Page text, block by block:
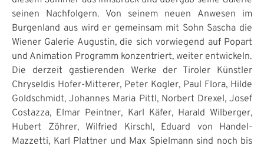
seinen Nachfolgern. Von seinem neuen Anwesen im
Burgenland aus wird er gemeinsam mit Sohn Sascha die
Wiener Galerie Augustin, die sich vorwiegend auf Popart
und Animation Programm konzentriert, weiter entwickeln.
Die derzeit gastierenden Werke der Tiroler Künstler
Chryseldis Hofer-Mitterer, Peter Kogler, Paul Flora, Hilde
Goldschmidt, Johannes Maria Pittl, Norbert Drexel, Josef
Costazza, Elmar Peintner, Karl Käfer, Harald Wilberger,
Hubert Zöhrer, Wilfried Kirschl, Eduard von Handel-
Mazzetti, Karl Plattner und Max Spielmann sind noch bis